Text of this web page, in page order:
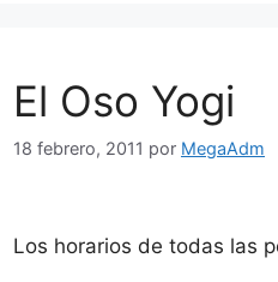
El Oso Yogi
18 febrero, 2011 por MegaAdm
Los horarios de todas las